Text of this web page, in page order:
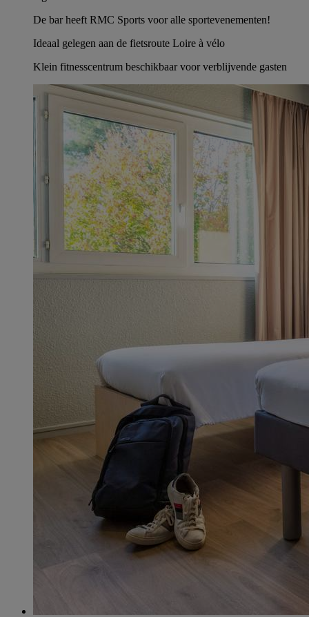
De bar heeft RMC Sports voor alle sportevenementen!
Ideaal gelegen aan de fietsroute Loire à vélo
Klein fitnesscentrum beschikbaar voor verblijvende gasten